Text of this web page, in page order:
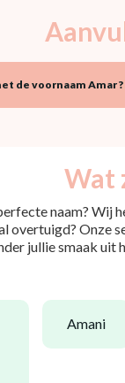
de voornaam Amar ?
Wat
naam? Wij
overtuigd? Onze
jullie smaak uit
amani